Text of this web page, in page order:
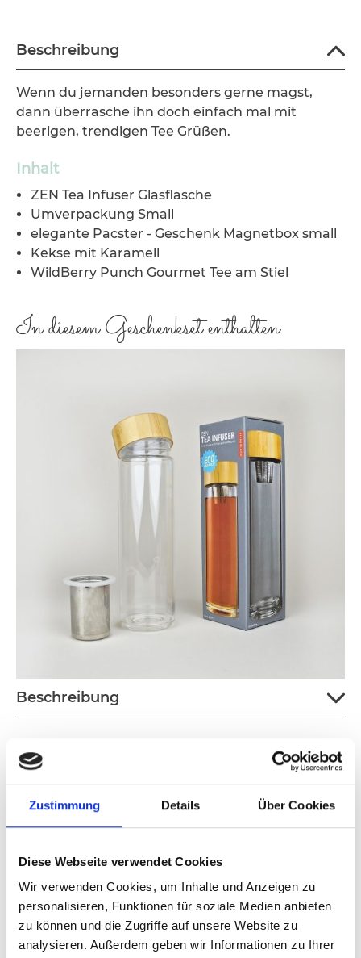
Zustimmung Details Über Cookies
Diese Webseite verwendet Cookies
Wir verwenden Cookies, um Inhalte und Anzeigen zu
personalisieren, Funktionen für soziale Medien anbieten
zu können und die Zugriffe auf unsere Website zu
analysieren. Außerdem geben wir Informationen zu Ihrer
Beschreibung
Wenn du jemanden besonders gerne magst,
dann überrasche ihn doch einfach mal mit
beerigen, trendigen Tee Grüßen.
Inhalt
ZEN Tea Infuser Glasflasche
Umverpackung Small
elegante Pacster - Geschenk Magnetbox small
Kekse mit Karamell
WildBerry Punch Gourmet Tee am Stiel
In diesem Geschenkset enthalten
Beschreibung